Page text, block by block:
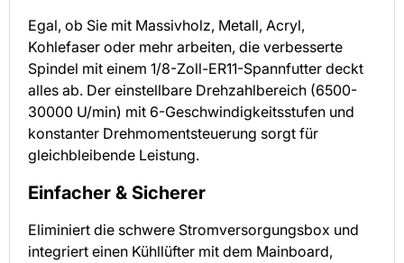
Egal, ob Sie mit Massivholz, Metall, Acryl,
Kohlefaser oder mehr arbeiten, die verbesserte
Spindel mit einem 1/8-Zoll-ER11-Spannfutter deckt
alles ab. Der einstellbare Drehzahlbereich (6500-
30000 U/min) mit 6-Geschwindigkeitsstufen und
konstanter Drehmomentsteuerung sorgt für
gleichbleibende Leistung.
Einfacher & Sicherer
Eliminiert die schwere Stromversorgungsbox und
integriert einen Kühllüfter mit dem Mainboard,